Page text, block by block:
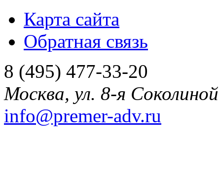
Карта сайта
Обратная связь
8 (495) 477-33-20
Москва, ул. 8-я
info@premer-adv.ru